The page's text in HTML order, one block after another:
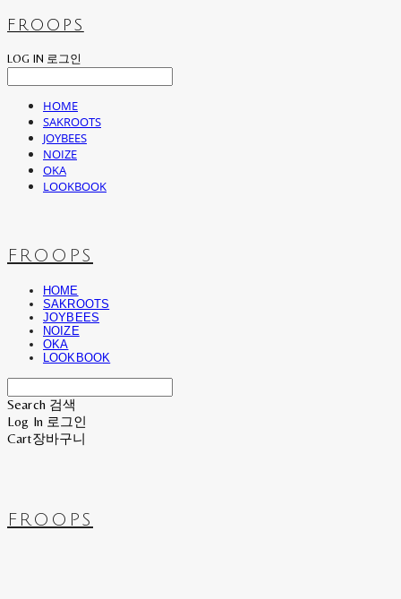
FROOPS
LOG IN 로그인
HOME
SAKROOTS
JOYBEES
NOIZE
OKA
LOOKBOOK
FROOPS
HOME
SAKROOTS
JOYBEES
NOIZE
OKA
LOOKBOOK
Search 검색
Log In 로그인
Cart장바구니
FROOPS